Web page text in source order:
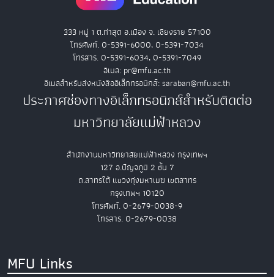
333 หมู่ 1 ต.ท่าสุด อ.เมือง จ. เชียงราย 57100
โทรศัพท์. 0-5391-6000, 0-5391-7034
โทรสาร. 0-5391-6034, 0-5391-7049
อีเมล: pr@mfu.ac.th
อีเมลสำหรับส่งหนังสืออิเล็กทรอนิกส์: saraban@mfu.ac.th
ประกาศช่องทางอิเล็กทรอนิกส์สำหรับติดต่อ
มหาวิทยาลัยแม่ฟ้าหลวง
สำนักงานมหาวิทยาลัยแม่ฟ้าหลวง กรุงเทพฯ
127 อ.ปัญจภูมิ 2 ชั้น 7
ถ.สาทรใต้ แขวงทุ่งมหาเมฆ เขตสาทร
กรุงเทพฯ 10120
โทรศัพท์. 0-2679-0038-9
โทรสาร. 0-2679-0038
MFU Links